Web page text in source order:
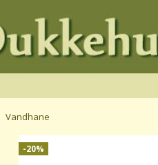
Vandhane
-20%